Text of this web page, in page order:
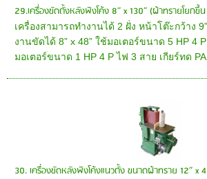
29.เครื่องขัดตั้งหลังพิงโค้ง 8” x 130” (ผ้าทรายโยกขึ้
เครื่องสามารถทำงานได้ 2 ฝั่ง หน้าโต๊ะกว้าง
งานขัดได้ 8” x 48” ใช้มอเตอร์ขนาด 5 HP 4
มอเตอร์ขนาด 1 HP 4 P ไฟ 3 สาย เกียร์ทด PA
30. เครื่องขัดหลังพิงโค้งแนวตั้ง ขนาดผ้าทราย 12” x